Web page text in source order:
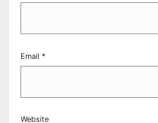
Email *
Website